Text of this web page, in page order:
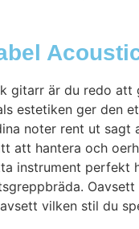
gitarr är du redo
estetiken ger den
noter rent ut
att hantera och
instrument
vilken stil du